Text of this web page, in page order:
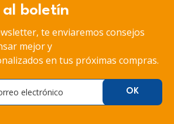
al boletín
te enviaremos consejos
mejor y
en tus próximas compras.